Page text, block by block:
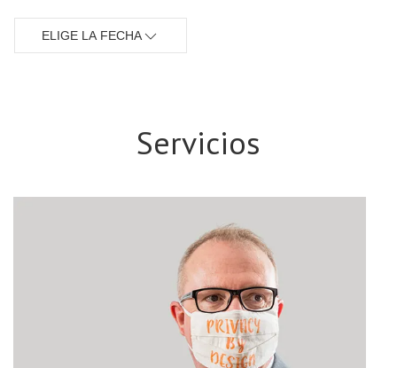
ELIGE LA FECHA
Servicios